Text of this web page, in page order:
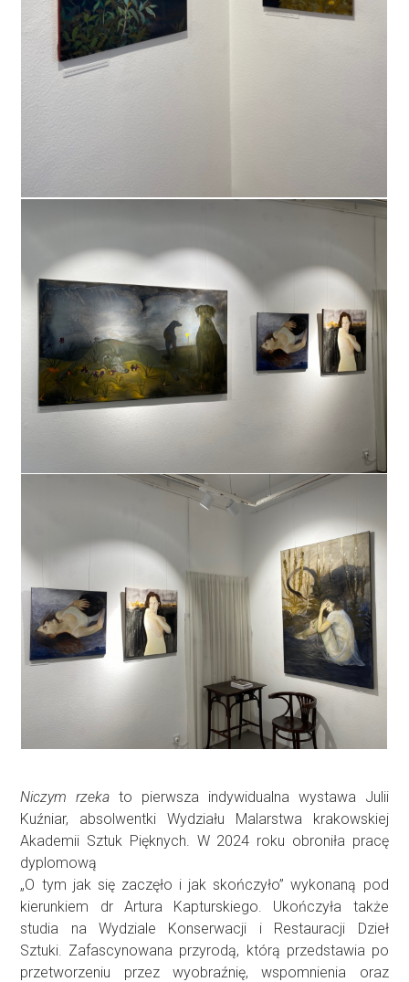
Niczym rzeka to pierwsza indywidualna wystawa Julii
Kuźniar, absolwentki Wydziału Malarstwa krakowskiej
Akademii Sztuk Pięknych. W 2024 roku obroniła pracę
dyplomową
„O tym jak się zaczęło i jak skończyło” wykonaną pod
kierunkiem dr Artura Kapturskiego. Ukończyła także
studia na Wydziale Konserwacji i Restauracji Dzieł
Sztuki. Zafascynowana przyrodą, którą przedstawia po
przetworzeniu przez wyobraźnię, wspomnienia oraz